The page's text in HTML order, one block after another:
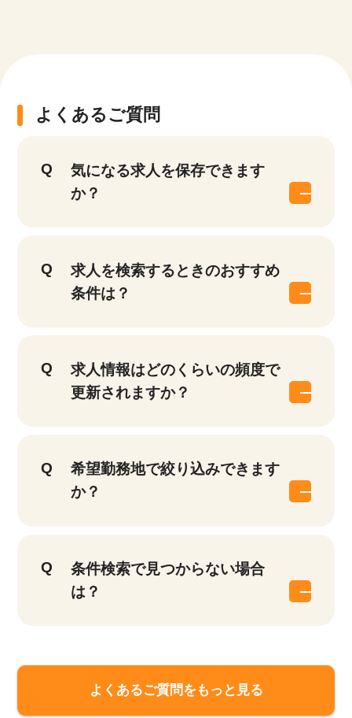
よくあるご質問
気になる求人を保存できます
か？
求人を検索するときのおすすめ
条件は？
求人情報はどのくらいの頻度で
更新されますか？
希望勤務地で絞り込みできます
か？
条件検索で見つからない場合
は？
よくあるご質問をもっと見る